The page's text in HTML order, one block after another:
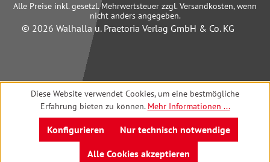
Alle Preise inkl. gesetzl. Mehrwertsteuer zzgl. Versandkosten, wenn
nicht anders angegeben.
© 2026 Walhalla u. Praetoria Verlag GmbH & Co. KG
Diese Website verwendet Cookies, um eine bestmögliche
Erfahrung bieten zu können. Mehr Informationen ...
Nur technisch notwendige
Konfigurieren
Alle Cookies akzeptieren